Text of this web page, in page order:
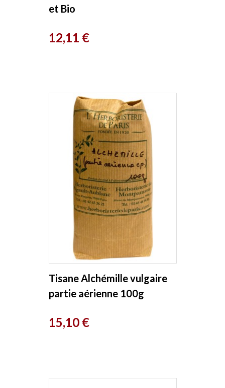
et Bio
Prix
12,11 €
Tisane Alchémille vulgaire
partie aérienne 100g
Prix
15,10 €